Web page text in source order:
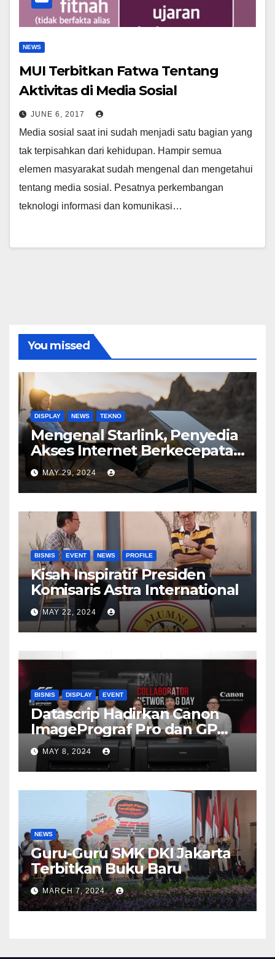
NEWS
MUI Terbitkan Fatwa Tentang
Aktivitas di Media Sosial
JUNE 6, 2017
Media sosial saat ini sudah menjadi satu bagian yang
tak terpisahkan dari kehidupan. Hampir semua
elemen masyarakat sudah mengenal dan mengetahui
tentang media sosial. Pesatnya perkembangan
teknologi informasi dan komunikasi…
You missed
DISPLAY NEWS TEKNO
Mengenal Starlink, Penyedia
Akses Internet Berkecepatan
Tinggi
MAY 29, 2024
BISNIS EVENT NEWS PROFILE
Kisah Inspiratif Presiden
Komisaris Astra International
MAY 22, 2024
BISNIS DISPLAY EVENT
Datascrip Hadirkan Canon
ImagePrograf Pro dan GP
Series
MAY 8, 2024
NEWS
Guru-Guru SMK DKI Jakarta
Terbitkan Buku Baru
MARCH 7, 2024